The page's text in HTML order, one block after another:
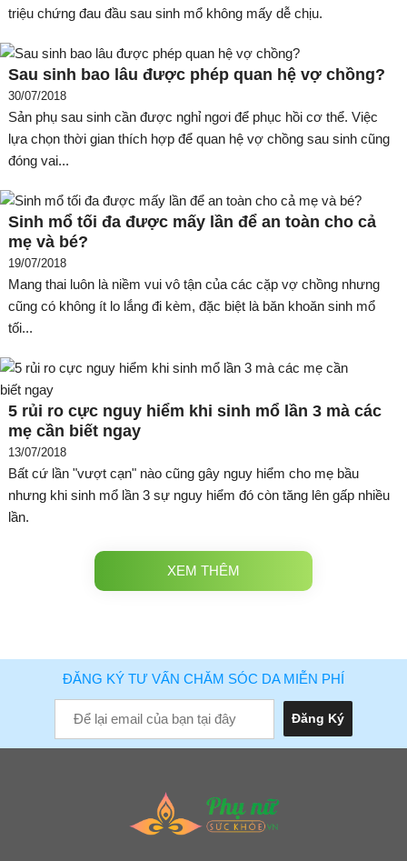
triệu chứng đau đầu sau sinh mổ không mấy dễ chịu.
Sau sinh bao lâu được phép quan hệ vợ chồng?
30/07/2018
Sản phụ sau sinh cần được nghỉ ngơi để phục hồi cơ thể. Việc
lựa chọn thời gian thích hợp để quan hệ vợ chồng sau sinh cũng
đóng vai...
Sinh mổ tối đa được mấy lần để an toàn cho cả
mẹ và bé?
19/07/2018
Mang thai luôn là niềm vui vô tận của các cặp vợ chồng nhưng
cũng có không ít lo lắng đi kèm, đặc biệt là băn khoăn sinh mổ
tối...
5 rủi ro cực nguy hiểm khi sinh mổ lần 3 mà các
mẹ cần biết ngay
13/07/2018
Bất cứ lần "vượt cạn" nào cũng gây nguy hiểm cho mẹ bầu
nhưng khi sinh mổ lần 3 sự nguy hiểm đó còn tăng lên gấp nhiều
lần.
XEM THÊM
ĐĂNG KÝ TƯ VẤN CHĂM SÓC DA MIỄN PHÍ